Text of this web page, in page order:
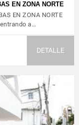
EN ZONA NORTE
EN ZONA NORTE
a…
DETALLE